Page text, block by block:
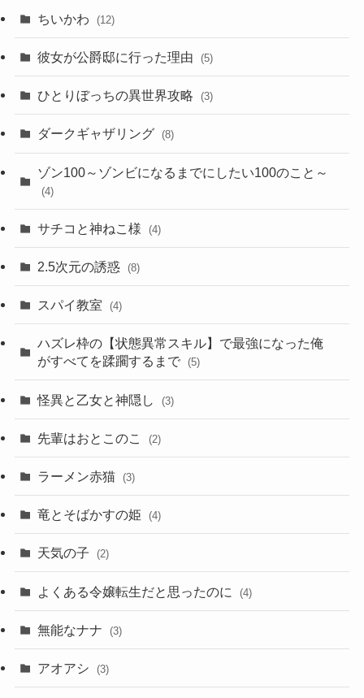
ちいかわ (12)
彼女が公爵邸に行った理由 (5)
ひとりぼっちの異世界攻略 (3)
ダークギャザリング (8)
ゾン100～ゾンビになるまでにしたい100のこと～
(4)
サチコと神ねこ様 (4)
2.5次元の誘惑 (8)
スパイ教室 (4)
ハズレ枠の【状態異常スキル】で最強になった俺
がすべてを蹂躙するまで
(5)
怪異と乙女と神隠し (3)
先輩はおとこのこ (2)
ラーメン赤猫 (3)
竜とそばかすの姫 (4)
天気の子 (2)
よくある令嬢転生だと思ったのに (4)
無能なナナ (3)
アオアシ (3)